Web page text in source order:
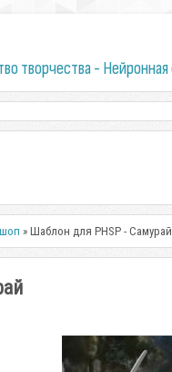
творчества - Нейронная
» Шаблон для PHSP - Самурай